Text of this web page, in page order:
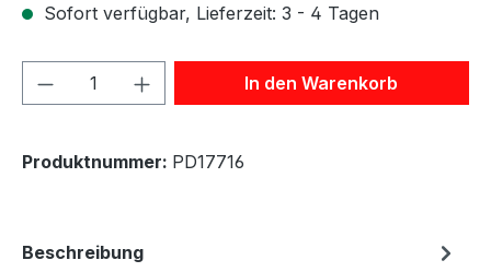
Sofort verfügbar, Lieferzeit: 3 - 4 Tagen
Produkt Anzahl: Gib denIn den Warenkorb
Produktnummer: PD17716
Beschreibung